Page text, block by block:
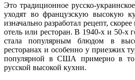
Это традиционное русско-
уходят во французскую высокую
изначально разработал рецепт,
отель или ресторан. В 1940-х и 50-х
стала популярным блюдом в
ресторанах и особенно у приезжих
популярной в США примерно в
русской высокой кухни.